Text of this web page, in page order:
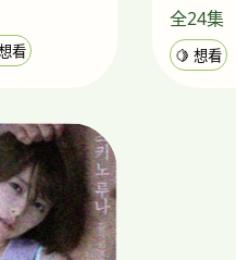
看
全24集
🍋 想看